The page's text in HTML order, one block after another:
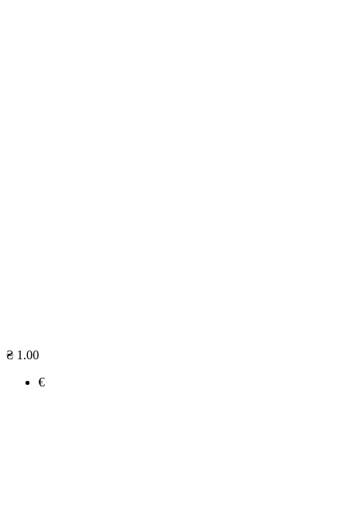
₴ 1.00
€